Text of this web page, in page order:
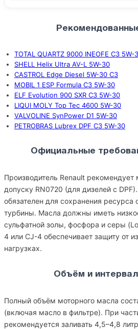
TOTAL QUARTZ 9000 INEOFE C3 5W-
SHELL Helix Ultra AV-L 5W-30
CASTROL Edge Diesel 5W-30 C3
MOBIL 1 ESP Formula C3 5W-30
ELF Evolution 900 SXR C3 5W-30
LIQUI MOLY Top Tec 4600 5W-30
VALVOLINE SynPower D1 5W-30
PETROBRAS Lubrex DPF C3 5W-30
Официальные
Производитель Renault
допуску RN0720 (для дизелей с
обязателен для сохранения ресурса
турбины. Масла должны иметь
сульфатной золы, фосфора и серы
4 или CJ-4 обеспечивает защиту от
нагрузках.
Объём и
Полный объём моторного масла
(включая масло в фильтре). При
рекомендуется заливать 4,5–4,8